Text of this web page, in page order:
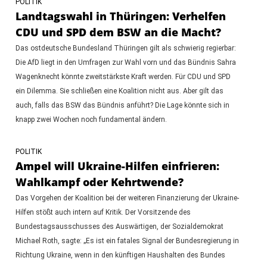
POLITIK
Landtagswahl in Thüringen: Verhelfen
CDU und SPD dem BSW an die Macht?
Das ostdeutsche Bundesland Thüringen gilt als schwierig regierbar:
Die AfD liegt in den Umfragen zur Wahl vorn und das Bündnis Sahra
Wagenknecht könnte zweitstärkste Kraft werden. Für CDU und SPD
ein Dilemma. Sie schließen eine Koalition nicht aus. Aber gilt das
auch, falls das BSW das Bündnis anführt? Die Lage könnte sich in
knapp zwei Wochen noch fundamental ändern.
POLITIK
Ampel will Ukraine-Hilfen einfrieren:
Wahlkampf oder Kehrtwende?
Das Vorgehen der Koalition bei der weiteren Finanzierung der Ukraine-
Hilfen stößt auch intern auf Kritik. Der Vorsitzende des
Bundestagsausschusses des Auswärtigen, der Sozialdemokrat
Michael Roth, sagte: „Es ist ein fatales Signal der Bundesregierung in
Richtung Ukraine, wenn in den künftigen Haushalten des Bundes